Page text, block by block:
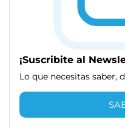
¡Suscribite al
Lo que necesitas saber,